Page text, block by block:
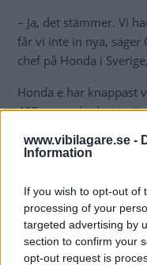
www.vibilagare.se -
Information
If you wish to opt-out of
processing of your
targeted advertising by
section to confirm your
opt-out request is
– Ja, det stämmer. Vi
får vi inte in nya, säger
chef på Honda i
Honda e har knappast
465 exemplar har
det registrerats
Cooper SE för varje